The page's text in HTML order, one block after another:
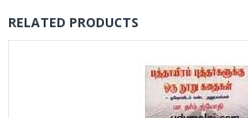
RELATED PRODUCTS